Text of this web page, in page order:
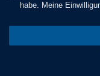
habe. Meine